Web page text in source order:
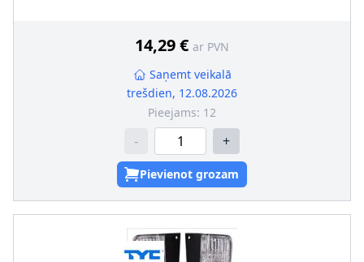
14,29 € ar PVN
Saņemt veikalā
trešdien, 12.08.2026
Pieejams: 12
- +
Pievienot grozam